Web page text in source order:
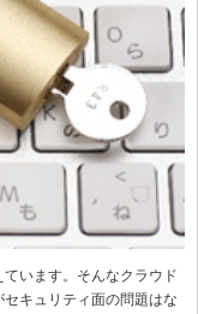
います。そんなクラウド
キュリティ面の問題はな